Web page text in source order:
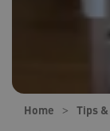
Home Tips